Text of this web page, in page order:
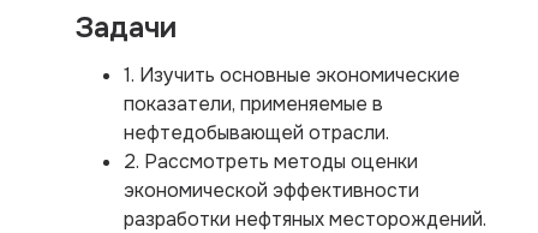
Задачи
1. Изучить основные экономические
показатели, применяемые в
нефтедобывающей отрасли.
2. Рассмотреть методы оценки
экономической эффективности
разработки нефтяных месторождений.